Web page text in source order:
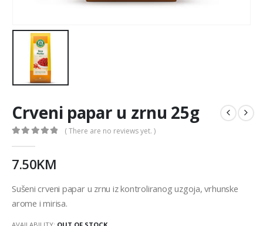
Crveni papar u zrnu 25g
( There are no reviews yet. )
7.50KM
Sušeni crveni papar u zrnu iz kontroliranog uzgoja, vrhunske
arome i mirisa.